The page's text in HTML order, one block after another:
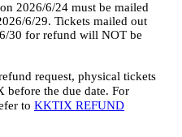
2026/6/24 must be mailed
6/29. Tickets mailed out
30 for refund will NOT be
request, physical tickets
the due date. For
to KKTIX REFUND